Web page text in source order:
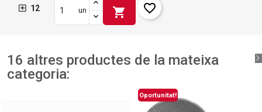
12 un shopping_cart favorite_border
16 altres productes de la mateixa
categoria:
Oportunitat!